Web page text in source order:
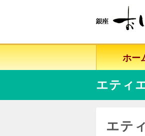
ホー
エティ
エテ